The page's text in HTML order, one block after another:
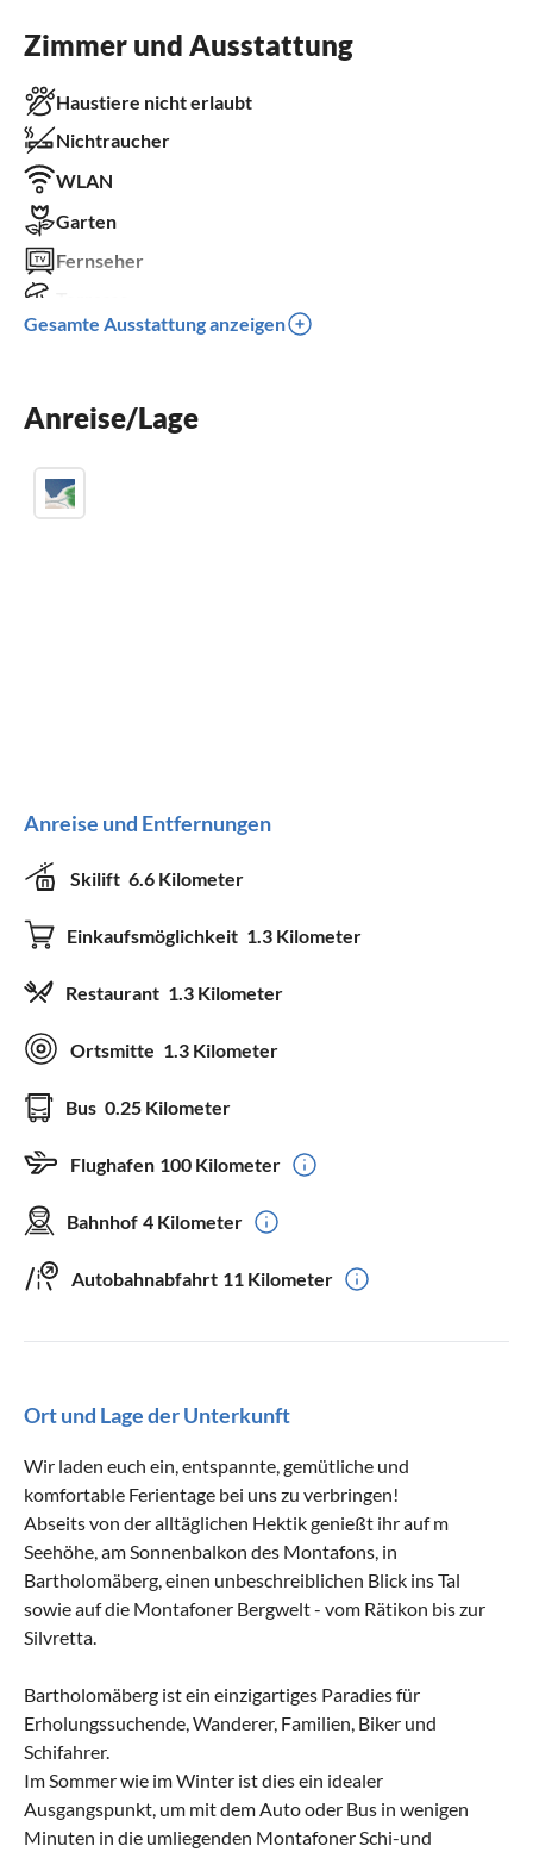
Zimmer und Ausstattung
Haustiere nicht erlaubt
Nichtraucher
WLAN
Garten
Fernseher
Spülmaschine
Balkon
Gesamte Ausstattung anzeigen
Anreise/Lage
Anreise und Entfernungen
Skilift 6.6 Kilometer
Einkaufsmöglichkeit 1.3 Kilometer
Restaurant 1.3 Kilometer
Ortsmitte 1.3 Kilometer
Bus 0.25 Kilometer
Flughafen 100 Kilometer
Bahnhof 4 Kilometer
Autobahnabfahrt 11 Kilometer
Ort und Lage der Unterkunft
Wir laden euch ein, entspannte, gemütliche und
komfortable Ferientage bei uns zu verbringen!
Abseits von der alltäglichen Hektik genießt ihr auf m
Seehöhe, am Sonnenbalkon des Montafons, in
Bartholomäberg, einen unbeschreiblichen Blick ins Tal
sowie auf die Montafoner Bergwelt - vom Rätikon bis zur
Silvretta.
Bartholomäberg ist ein einzigartiges Paradies für
Erholungssuchende, Wanderer, Familien, Biker und
Schifahrer.
Im Sommer wie im Winter ist dies ein idealer
Ausgangspunkt, um mit dem Auto oder Bus in wenigen
Minuten in die umliegenden Montafoner Schi-und